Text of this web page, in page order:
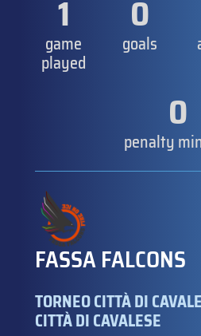
1
game
played
0
goals
0
penalty
FASSA FALCONS
TORNEO CITTÀ DI
CITTÀ DI CAVALESE